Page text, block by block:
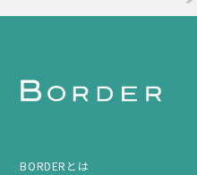
BORDERとは